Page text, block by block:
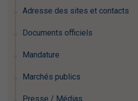
Adresse des sites et contacts
Documents officiels
Mandature
Marchés publics
Presse / Médias